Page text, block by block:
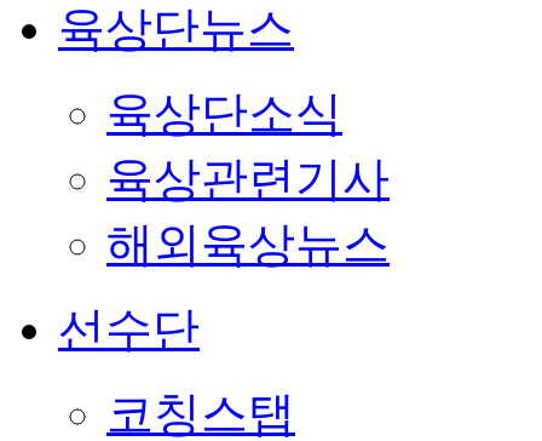
육상단뉴스
육상단소식
육상관련기사
해외육상뉴스
선수단
코칭스탭